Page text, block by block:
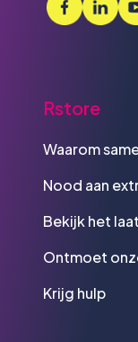
Rstore
Waarom
Nood aan
Bekijk het
Ontmoet
Krijg hulp